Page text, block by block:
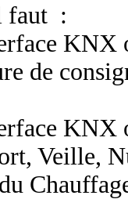
faut :
KNX
de
KNX
Veille,